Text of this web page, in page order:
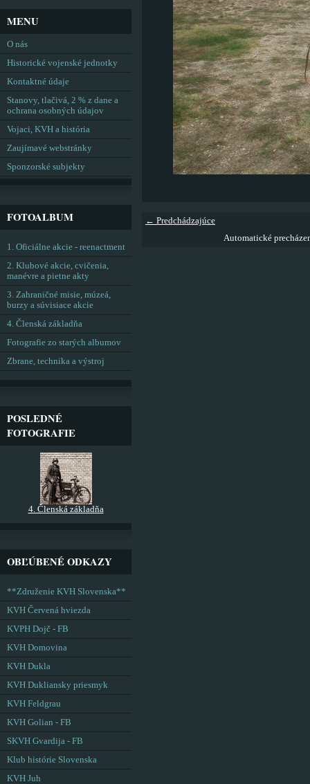
← Predchádzajúce
Automatické
MENU
O nás
Historické vojenské jednotky
Kontaktné údaje
Stanovy, tlačivá, 2 % z dane a
ochrana osobných údajov
Vojaci, KVH a história
Zaujímavé webstránky
Sponzorské subjekty
FOTOALBUM
1. Oficiálne akcie - reenactment
2. Klubové akcie, cvičenia,
manévre a pietne akty
3. Zahraničné misie, múzeá,
burzy a súvisiace akcie
4. Členská základňa
Fotografie zo starých albumov
Zbrane, technika a výstroj
POSLEDNÉ
FOTOGRAFIE
4. Členská základňa
OBĽÚBENÉ ODKAZY
**Združenie KVH Slovenska**
KVH Červená hviezda
KVPH Dojč - FB
KVH Domovina
KVH Dukla
KVH Dukliansky priesmyk
KVH Feldgrau
KVH Golian - FB
SKVH Gvardija - FB
Klub histórie Slovenska
KVH Juh